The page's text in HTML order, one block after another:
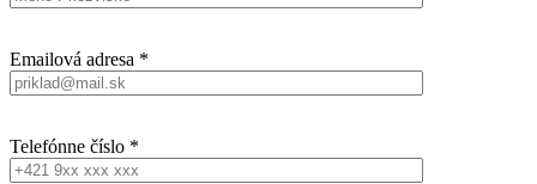
Emailová adresa *
Telefónne číslo *